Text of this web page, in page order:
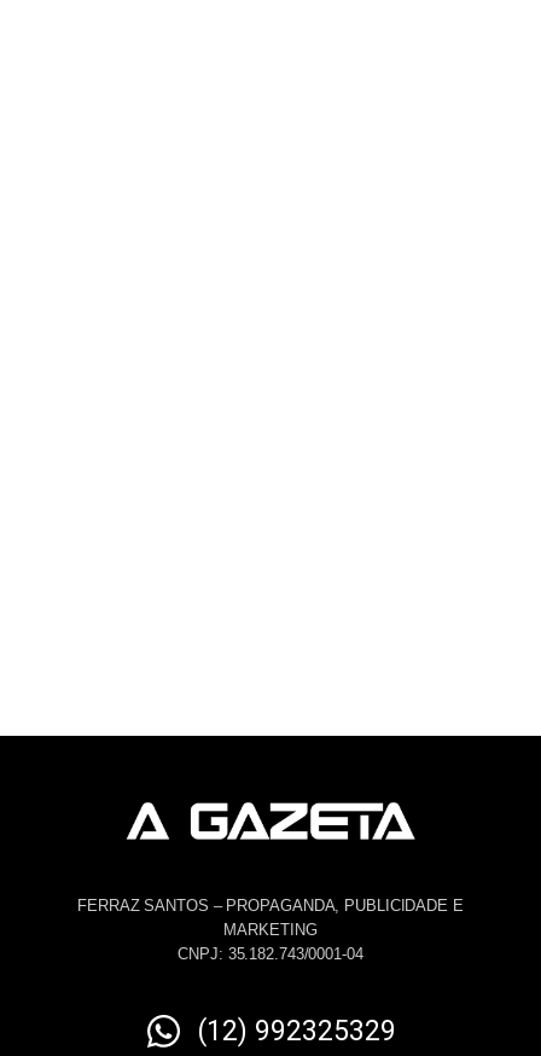
FERRAZ SANTOS – PROPAGANDA, PUBLICIDADE E
MARKETING
CNPJ: 35.182.743/0001-04
(12) 992325329